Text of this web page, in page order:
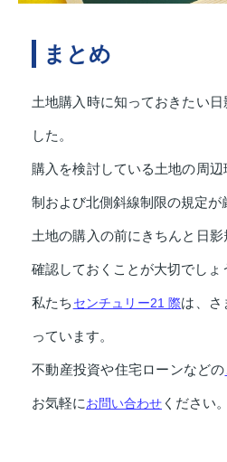
まとめ
土地購入時に知っておきたい
した。
購入を検討している土地の周
制および北側斜線制限の規定が
土地の購入の前にきちんと日影
確認しておくことが大切でしょ
私たち センチュリー21 際は、さ
っています。
不動産投資や住宅ローンなどの
お気軽にお問い合わせ ください。